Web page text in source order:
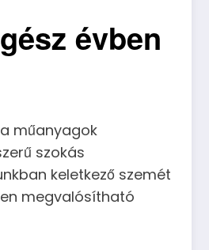
évben
műanyagok
szokás
keletkező szemét
megvalósítható